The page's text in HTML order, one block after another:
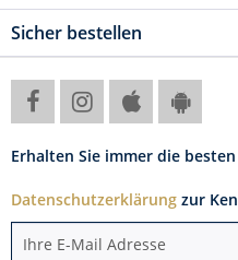
Sicher bestellen
Erhalten Sie immer die
Datenschutzerklärung zur